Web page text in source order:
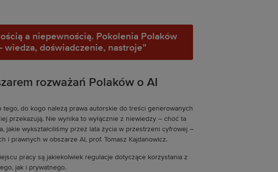
a niepewnością. Pokolenia Polaków
doświadczenie, nastroje”
rozważań Polaków o AI
do kogo należą prawa autorskie do treści generowanych
przekazują. Nie wynika to wyłącznie z niewiedzy – choć ta
jakie wykształciliśmy przez lata życia w przestrzeni cyfrowej –
prawnych w obszarze AI, prof. Tomasz Kajdanowicz.
pracy są jakiekolwiek regulacje dotyczące korzystania z
jak i prywatnego.